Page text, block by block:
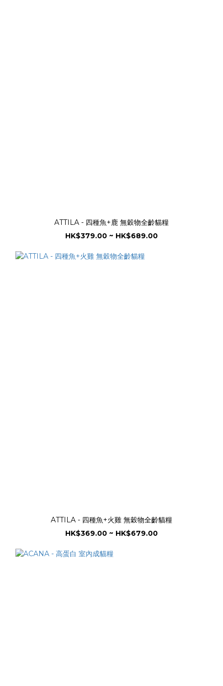
ATTILA - 四種魚+鹿 無穀物全齡貓糧
HK$379.00 ~ HK$689.00
ATTILA - 四種魚+火雞 無穀物全齡貓糧
HK$369.00 ~ HK$679.00